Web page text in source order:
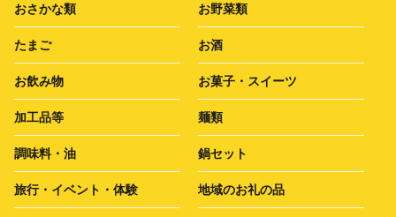
おさかな類 お野菜類
たまご お酒
お飲み物 お菓子・スイーツ
加工品等 麺類
調味料・油 鍋セット
旅行・イベント・体験 地域のお礼の品